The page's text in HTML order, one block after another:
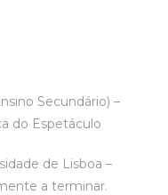
Secundário) –
do Espetáculo
de Lisboa –
a terminar.